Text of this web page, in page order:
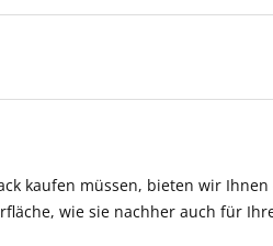
kaufen müssen, bieten wir Ihnen
wie sie nachher auch für